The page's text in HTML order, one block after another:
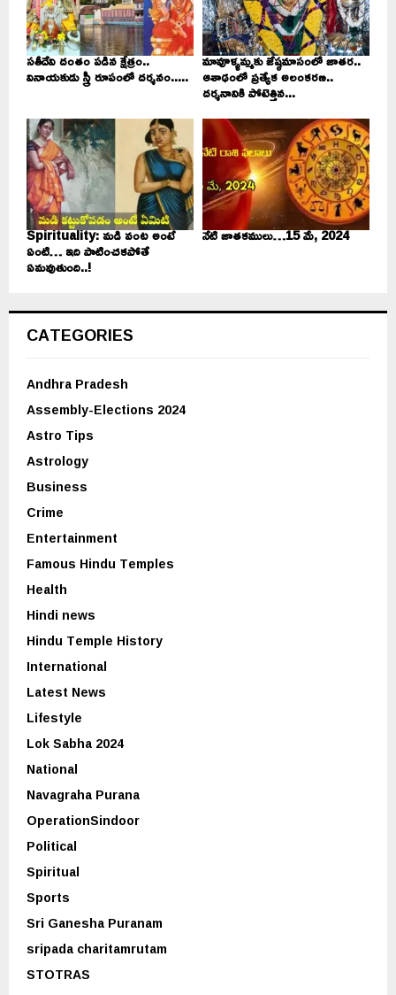
సతీదేవి దంతం పడిన క్షేత్రం..
వినాయకుడు స్త్రీ రూపంలో దర్శనం.....
మావూళ్ళమ్మకు జేష్ఠమాసంలో జాతర..
ఆశాఢంలో ప్రత్యేక అలంకరణ..
దర్శనానికి పోటెత్తిన...
Spirituality: మడి వంట అంటే
ఏంటి… ఇది పాటించకపోతే
ఏమవుతుంది..!
నేటి జాతకములు…15 మే, 2024
CATEGORIES
Andhra Pradesh
Assembly-Elections 2024
Astro Tips
Astrology
Business
Crime
Entertainment
Famous Hindu Temples
Health
Hindi news
Hindu Temple History
International
Latest News
Lifestyle
Lok Sabha 2024
National
Navagraha Purana
OperationSindoor
Political
Spiritual
Sports
Sri Ganesha Puranam
sripada charitamrutam
STOTRAS